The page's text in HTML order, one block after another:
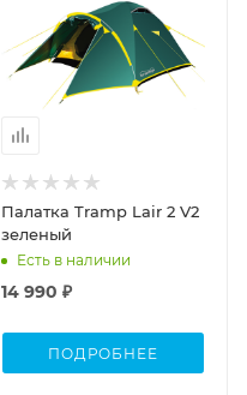
Палатка Tramp Lair 2 V2
зеленый
Есть в наличии
14 990 ₽
ПОДРОБНЕЕ